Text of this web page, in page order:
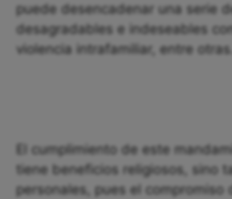
puede desencadenar una serie
desagradables e indeseables
violencia intrafamiliar, entre otras.
El cumplimiento de este
tiene beneficios religiosos, sino
personales, pues el compromiso